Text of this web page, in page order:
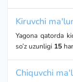
Kiruvchi
Yagona qatorda
so’z uzunligi 15
Chiquvchi